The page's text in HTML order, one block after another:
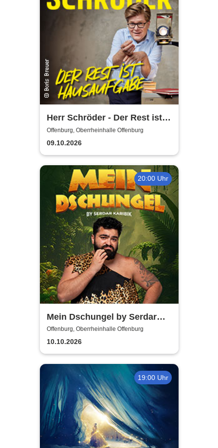
Herr Schröder - Der Rest ist
Hausaufgabe
Offenburg, Oberrheinhalle Offenburg
09.10.2026
20:00 Uhr
Mein Dschungel by Serdar
Karibik
Offenburg, Oberrheinhalle Offenburg
10.10.2026
19:00 Uhr